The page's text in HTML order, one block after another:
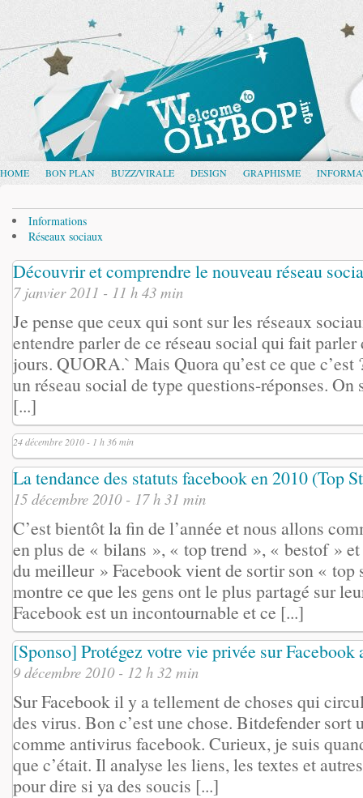
HOME BON PLAN BUZZ/VIRALE DESIGN GRAPHISME
Informations
Réseaux sociaux
Découvrir et comprendre le nouveau réseau
7 janvier 2011 - 11 h 43 min
Je pense que ceux qui sont sur les réseaux
entendre parler de ce réseau social qui fait
jours. QUORA.` Mais Quora qu’est ce que c’est
un réseau social de type questions-réponses.
[...]
24 décembre 2010 - 1 h 36 min
La tendance des statuts facebook en 2010 (Top
15 décembre 2010 - 17 h 31 min
C’est bientôt la fin de l’année et nous allons
en plus de « bilans », « top trend », « bestof »
du meilleur » Facebook vient de sortir son « top
montre ce que les gens ont le plus partagé sur
Facebook est un incontournable et ce [...]
[Sponso] Protégez votre vie privée sur Facebook
9 décembre 2010 - 12 h 32 min
Sur Facebook il y a tellement de choses qui
des virus. Bon c’est une chose. Bitdefender sort
comme antivirus facebook. Curieux, je suis
que c’était. Il analyse les liens, les textes et
pour dire si ya des soucis [...]